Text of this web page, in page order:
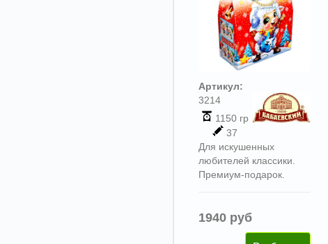
Артикул:
3214
1150 гр
37
Для искушенных
любителей классики.
Премиум-подарок.
1940 руб